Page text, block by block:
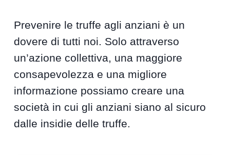
Prevenire le truffe agli anziani è un
dovere di tutti noi. Solo attraverso
un’azione collettiva, una maggiore
consapevolezza e una migliore
informazione possiamo creare una
società in cui gli anziani siano al sicuro
dalle insidie delle truffe.